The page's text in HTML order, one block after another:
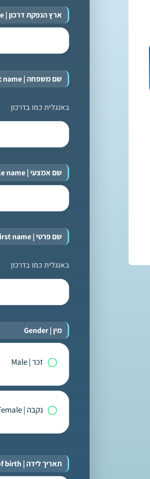
ארץ הנפקת דרכון | Country of Passport issuance
שם משפחה | Last name
באנגלית כמו בדרכון
שם אמצעי | Middle name
שם פרטי | First name
באנגלית כמו בדרכון
מין | Gender
זכר | Male
נקבה | Female
תאריך לידה | Date of birth